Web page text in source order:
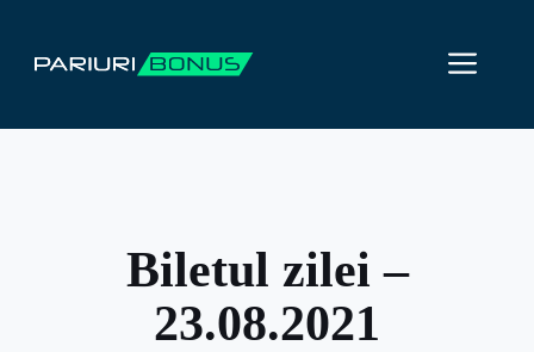
conținut
Biletul zilei –
23.08.2021